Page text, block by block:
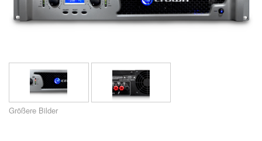
Größere Bilder